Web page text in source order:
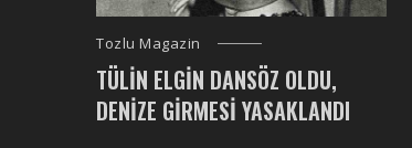
Tozlu Magazin
TÜLIN ELGIN DANSÖZ OLDU,
DENIZE GIRMESI YASAKLANDI